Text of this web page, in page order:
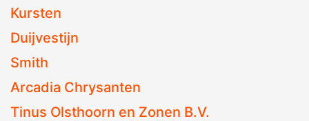
Kursten
Duijvestijn
Smith
Arcadia Chrysanten
Tinus Olsthoorn en Zonen B.V.